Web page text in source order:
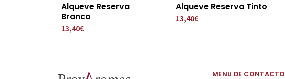
Alqueve Reserva
Branco
13,40€
Alqueve Reserva Tinto
13,40€
MENU DE CONTACTO